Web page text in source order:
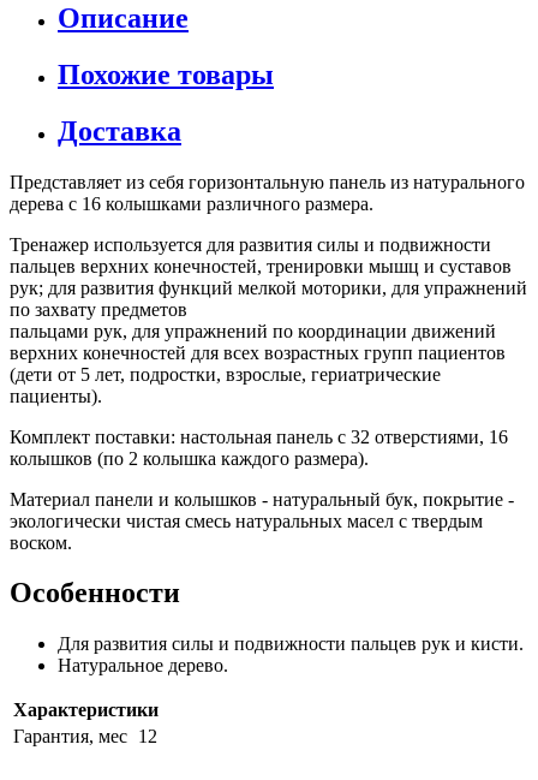
Описание
Похожие товары
Доставка
Представляет из себя горизонтальную панель из натурального
дерева с 16 колышками различного размера.
Тренажер используется для развития силы и подвижности
пальцев верхних конечностей, тренировки мышц и суставов
рук; для развития функций мелкой моторики, для упражнений
по захвату предметов
пальцами рук, для упражнений по координации движений
верхних конечностей для всех возрастных групп пациентов
(дети от 5 лет, подростки, взрослые, гериатрические
пациенты).
Комплект поставки: настольная панель с 32 отверстиями, 16
колышков (по 2 колышка каждого размера).
Материал панели и колышков - натуральный бук, покрытие -
экологически чистая смесь натуральных масел с твердым
воском.
Особенности
Для развития силы и подвижности пальцев рук и кисти.
Натуральное дерево.
Характеристики
Гарантия, мес 12